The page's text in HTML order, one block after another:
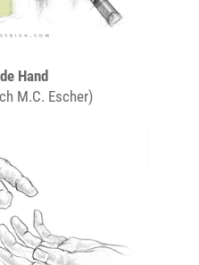
Hand
M.C. Escher)